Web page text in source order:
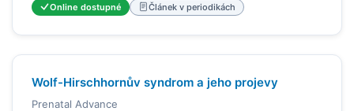
Online dostupné Článek v periodikách
Wolf-Hirschhornův syndrom a jeho projevy
Prenatal Advance